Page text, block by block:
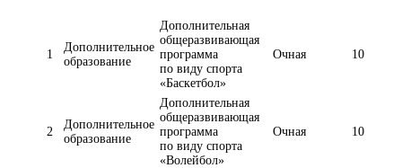
1
Дополнительное
образование
Дополнительная
общеразвивающая
программа
по виду спорта
«Баскетбол»
Очная 10
2
Дополнительное
образование
Дополнительная
общеразвивающая
программа
по виду спорта
«Волейбол»
Очная 10